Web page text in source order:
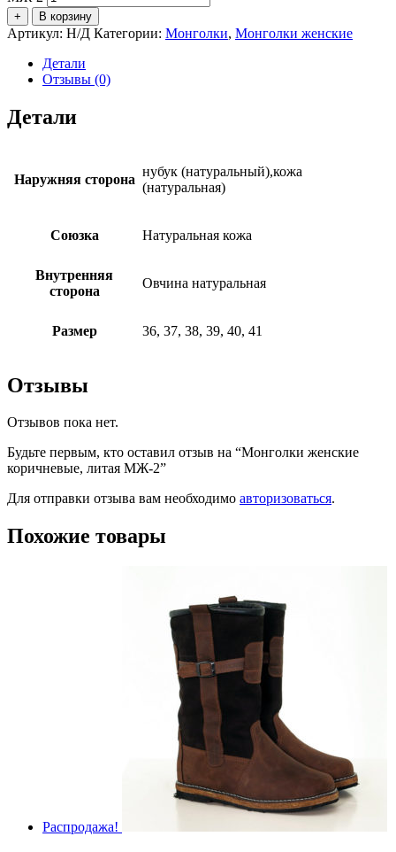
+ В корзину
Артикул: Н/Д Категории: Монголки, Монголки женские
Детали
Отзывы (0)
Детали
Наружняя сторона
нубук (натуральный),кожа
(натуральная)
Союзка Натуральная кожа
Внутренняя
сторона
Овчина натуральная
Размер 36, 37, 38, 39, 40, 41
Отзывы
Отзывов пока нет.
Будьте первым, кто оставил отзыв на “Монголки женские
коричневые, литая МЖ-2”
Для отправки отзыва вам необходимо авторизоваться.
Похожие товары
Распродажа!